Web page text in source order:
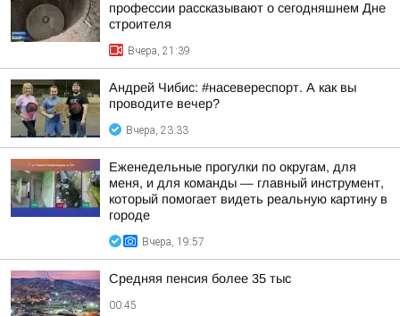
профессии рассказывают о сегодняшнем Дне
строителя
Вчера, 21:39
Андрей Чибис: #насевереспорт. А как вы
проводите вечер?
Вчера, 23:33
Еженедельные прогулки по округам, для
меня, и для команды — главный инструмент,
который помогает видеть реальную картину в
городе
Вчера, 19:57
Средняя пенсия более 35 тыс
00:45